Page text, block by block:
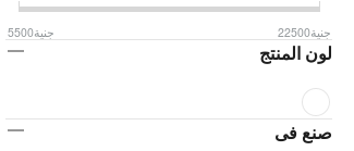
جنية5500 جنية22500
لون المنتج
صنع فى